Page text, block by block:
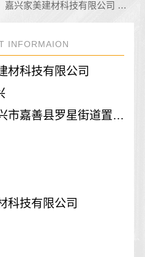
嘉兴家美建材科技有限公司 >
INFORMAION
材科技有限公司
详细地址：浙江省嘉兴市嘉善县罗星街道置地广场1幢701-10
科技有限公司